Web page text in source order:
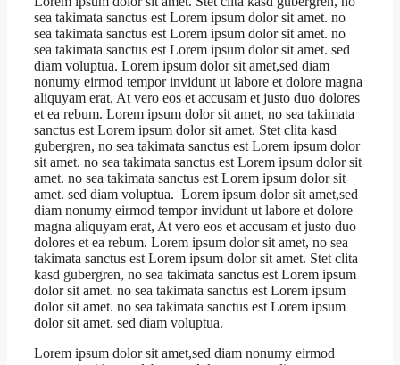
sea takimata sanctus est Lorem ipsum dolor sit amet. no
sea takimata sanctus est Lorem ipsum dolor sit amet. no
sea takimata sanctus est Lorem ipsum dolor sit amet. sed
diam voluptua. Lorem ipsum dolor sit amet,sed diam
nonumy eirmod tempor invidunt ut labore et dolore magna
aliquyam erat, At vero eos et accusam et justo duo dolores
et ea rebum. Lorem ipsum dolor sit amet, no sea takimata
sanctus est Lorem ipsum dolor sit amet. Stet clita kasd
gubergren, no sea takimata sanctus est Lorem ipsum dolor
sit amet. no sea takimata sanctus est Lorem ipsum dolor sit
amet. no sea takimata sanctus est Lorem ipsum dolor sit
amet. sed diam voluptua. Lorem ipsum dolor sit amet,sed
diam nonumy eirmod tempor invidunt ut labore et dolore
magna aliquyam erat, At vero eos et accusam et justo duo
dolores et ea rebum. Lorem ipsum dolor sit amet, no sea
takimata sanctus est Lorem ipsum dolor sit amet. Stet clita
kasd gubergren, no sea takimata sanctus est Lorem ipsum
dolor sit amet. no sea takimata sanctus est Lorem ipsum
dolor sit amet. no sea takimata sanctus est Lorem ipsum
dolor sit amet. sed diam voluptua.
Lorem ipsum dolor sit amet,sed diam nonumy eirmod